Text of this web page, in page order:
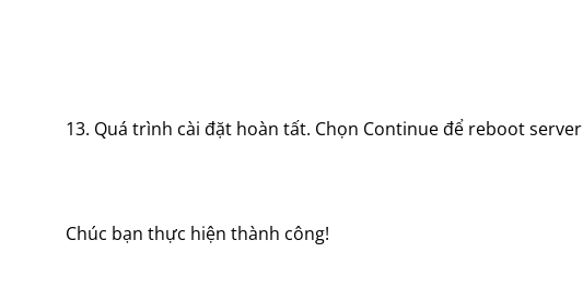
13. Quá trình cài đặt hoàn tất. Chọn Continue để reboot server
Chúc bạn thực hiện thành công!